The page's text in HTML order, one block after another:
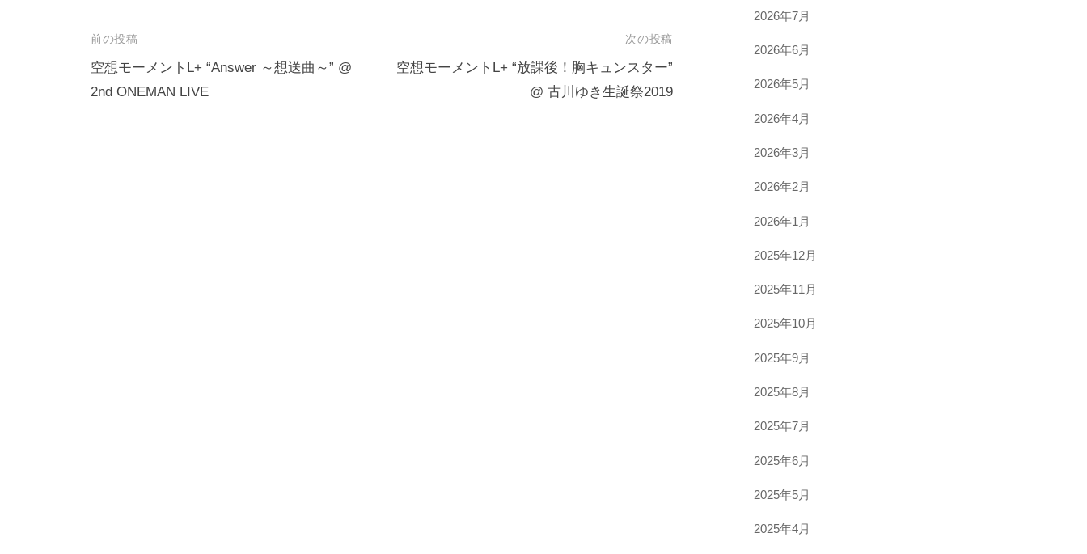
投
稿
ナ
前の投稿
空想モーメントL+ “Answer ～想送曲～” @
2nd ONEMAN LIVE
次の投稿
空想モーメントL+ “放課後！胸キュンスター”
@ 古川ゆき生誕祭2019
2026年7月
2026年6月
2026年5月
2026年4月
2026年3月
2026年2月
2026年1月
2025年12月
2025年11月
2025年10月
2025年9月
2025年8月
2025年7月
2025年6月
2025年5月
2025年4月